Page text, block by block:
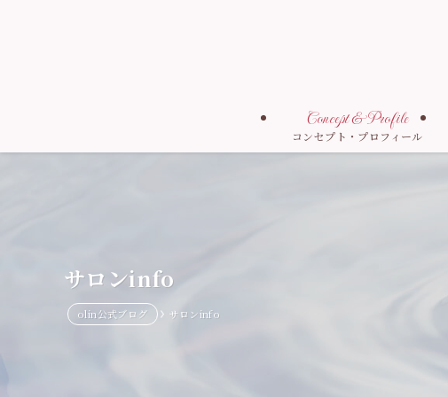
Concept & Profile
コンセプト・プロフィール
サロンinfo
olin公式ブログ サロンinfo